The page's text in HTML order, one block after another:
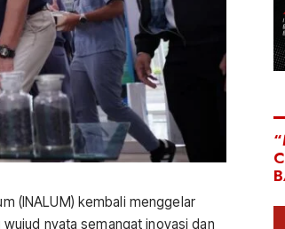
(INALUM) kembali menggelar
nyata semangat inovasi dan